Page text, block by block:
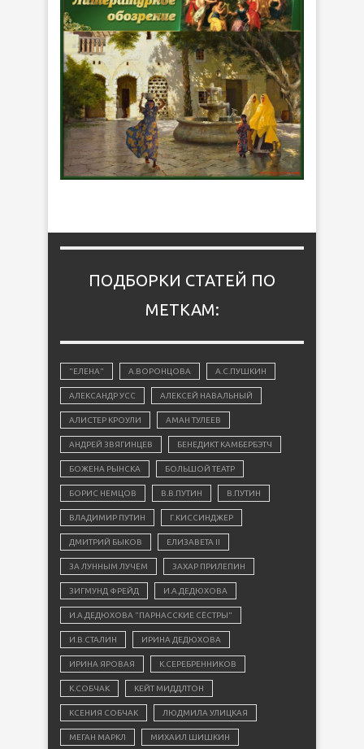
ПОДБОРКИ СТАТЕЙ ПО
МЕТКАМ:
"ЕЛЕНА" А.ВОРОНЦОВА А.С.ПУШКИН
АЛЕКСАНДР УСС АЛЕКСЕЙ НАВАЛЬНЫЙ
АЛИСТЕР КРОУЛИ АМАН ТУЛЕЕВ
АНДРЕЙ ЗВЯГИНЦЕВ БЕНЕДИКТ КАМБЕРБЭТЧ
БОЖЕНА РЫНСКА БОЛЬШОЙ ТЕАТР
БОРИС НЕМЦОВ В.В.ПУТИН В.ПУТИН
ВЛАДИМИР ПУТИН Г.КИССИНДЖЕР
ДМИТРИЙ БЫКОВ ЕЛИЗАВЕТА II
ЗА ЛУННЫМ ЛУЧЕМ ЗАХАР ПРИЛЕПИН
ЗИГМУНД ФРЕЙД И.А.ДЕДЮХОВА
И.А.ДЕДЮХОВА "ПАРНАССКИЕ СЁСТРЫ"
И.В.СТАЛИН ИРИНА ДЕДЮХОВА
ИРИНА ЯРОВАЯ К.СЕРЕБРЕННИКОВ
К.СОБЧАК КЕЙТ МИДДЛТОН
КСЕНИЯ СОБЧАК ЛЮДМИЛА УЛИЦКАЯ
МЕГАН МАРКЛ МИХАИЛ ШИШКИН